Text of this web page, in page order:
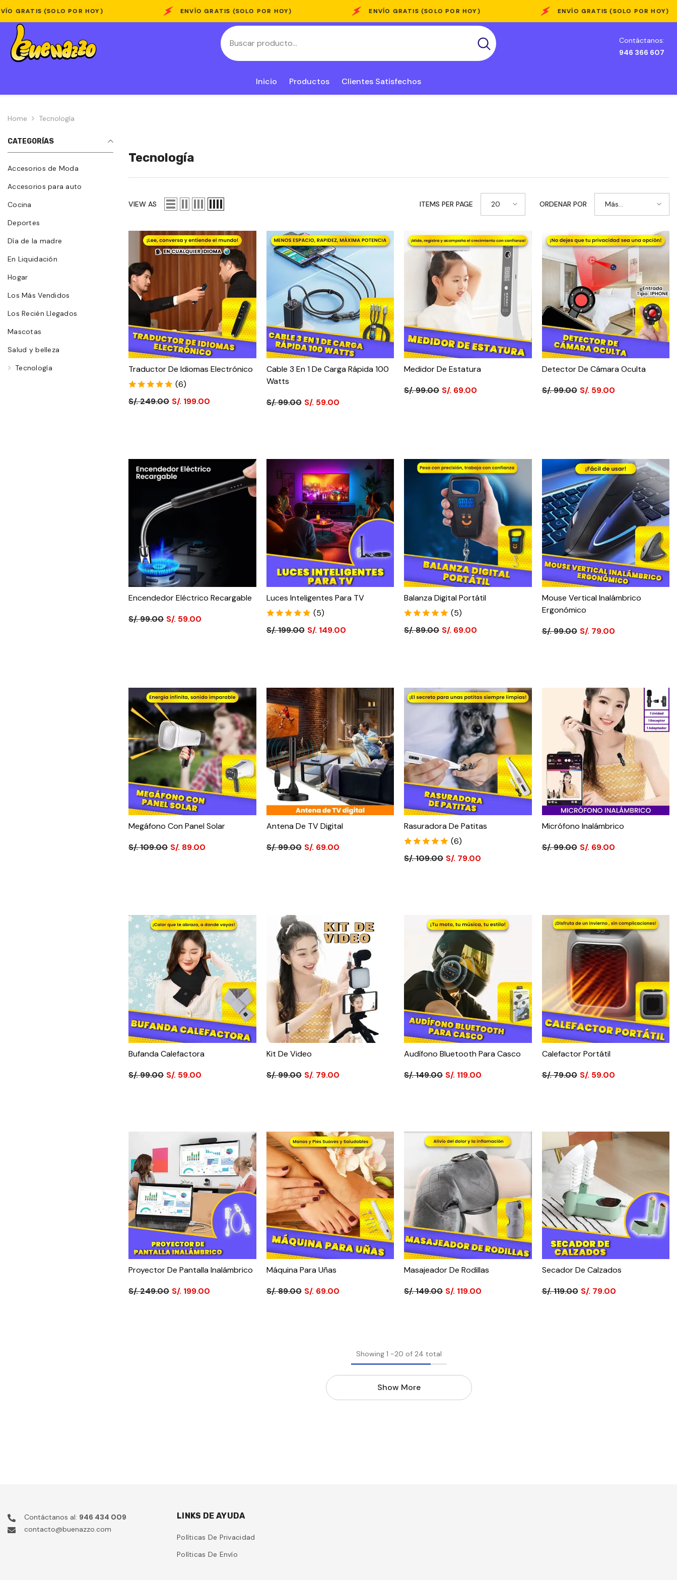
Skip To Content
POR HOY) ENVÍO GRATIS (SOLO POR HOY) ENVÍO GRATIS (SOLO POR HOY) ENVÍO GRATIS (SOLO POR HOY)
Contáctanos:
946 366 607
Inicio Productos Clientes Satisfechos
Home Tecnología
CATEGORÍAS
Accesorios de Moda
Accesorios para auto
Cocina
Deportes
Día de la madre
En Liquidación
Hogar
Los Más Vendidos
Los Recién Llegados
Mascotas
Salud y belleza
Tecnología
Tecnología
VIEW AS ITEMS PER PAGE 20 ORDENAR POR
Más
vendidos
Traductor De Idiomas Electrónico
(6)
S/. 249.00 S/. 199.00
Cable 3 En 1 De Carga Rápida 100
Watts
S/. 99.00 S/. 59.00
Medidor De Estatura
S/. 99.00 S/. 69.00
Detector De Cámara Oculta
S/. 99.00 S/. 59.00
Encendedor Eléctrico Recargable
S/. 99.00 S/. 59.00
Luces Inteligentes Para TV
(5)
S/. 199.00 S/. 149.00
Balanza Digital Portátil
(5)
S/. 89.00 S/. 69.00
Mouse Vertical Inalámbrico
Ergonómico
S/. 99.00 S/. 79.00
Megáfono Con Panel Solar
S/. 109.00 S/. 89.00
Antena De TV Digital
S/. 99.00 S/. 69.00
Rasuradora De Patitas
(6)
S/. 109.00 S/. 79.00
Micrófono Inalámbrico
S/. 99.00 S/. 69.00
Bufanda Calefactora
S/. 99.00 S/. 59.00
Kit De Video
S/. 99.00 S/. 79.00
Audífono Bluetooth Para Casco
S/. 149.00 S/. 119.00
Calefactor Portátil
S/. 79.00 S/. 59.00
Proyector De Pantalla Inalámbrico
S/. 249.00 S/. 199.00
Máquina Para Uñas
S/. 89.00 S/. 69.00
Masajeador De Rodillas
S/. 149.00 S/. 119.00
Secador De Calzados
S/. 119.00 S/. 79.00
Showing 1 -20 of 24 total
Show More
Contáctanos al: 946 434 009
contacto@buenazzo.com
LINKS DE AYUDA
Políticas De Privacidad
Políticas De Envío